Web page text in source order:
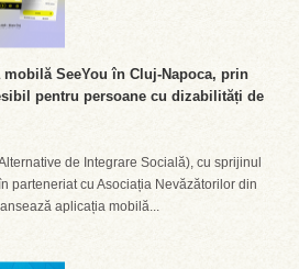
SeeYou în Cluj-Napoca, prin
pentru persoane cu dizabilități de
de Integrare Socială), cu sprijinul
parteneriat cu Asociația Nevăzătorilor din
aplicația mobilă...